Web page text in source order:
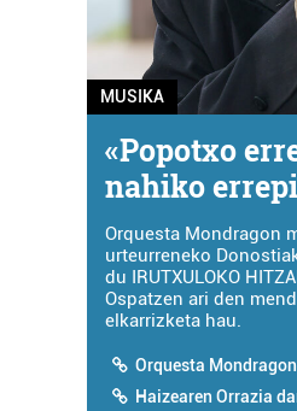
MUSIKA
«Popotxo
nahiko
Orquesta Mondragon
urteurreneko
du IRUTXULOKO
Ospatzen ari den
elkarrizketa hau.
Orquesta
Haizearen Orrazia